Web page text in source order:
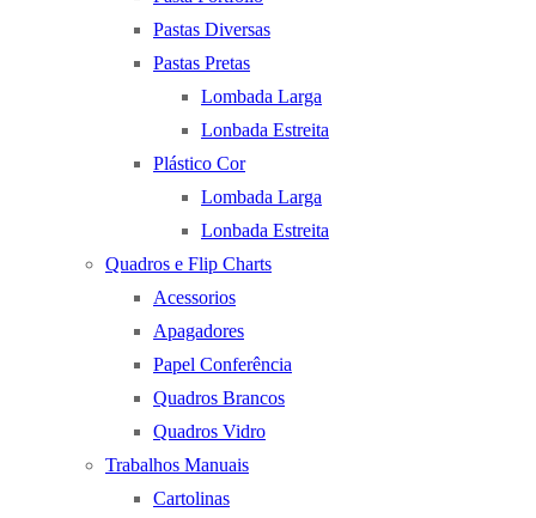
Pastas Diversas
Pastas Pretas
Lombada Larga
Lonbada Estreita
Plástico Cor
Lombada Larga
Lonbada Estreita
Quadros e Flip Charts
Acessorios
Apagadores
Papel Conferência
Quadros Brancos
Quadros Vidro
Trabalhos Manuais
Cartolinas